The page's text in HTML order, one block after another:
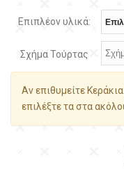
Επιπλέον υλικά:
Σχήμα Τούρτας
Αν επιθυμείτε
επιλέξτε τα στα